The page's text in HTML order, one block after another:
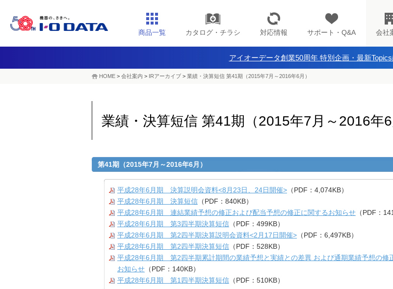
商品一覧 カタログ・チラシ 対応情報 サポート・Q&A 会社
アイオーデータ創業50周年 特別企画・最新Topics
HOME > 会社案内 > IRアーカイブ > 業績・決算短信 第41期（2015年7月～2016年6月）
業績・決算短信 第41期（2015年7月～2016年6
第41期（2015年7月～2016年6月）
平成28年6月期 決算説明会資料<8月23日、24日開催> （PDF：4,074KB）
平成28年6月期 決算短信 （PDF：840KB）
平成28年6月期 連結業績予想の修正および配当予想の修正に関するお知らせ （PDF：
平成28年6月期 第3四半期決算短信 （PDF：499KB）
平成28年6月期 第2四半期決算説明会資料<2月17日開催> （PDF：6,497KB）
平成28年6月期 第2四半期決算短信 （PDF：528KB）
平成28年6月期 第2四半期累計期間の業績予想と実績との差異 および通期業績予想の修
お知らせ （PDF：140KB）
平成28年6月期 第1四半期決算短信 （PDF：510KB）